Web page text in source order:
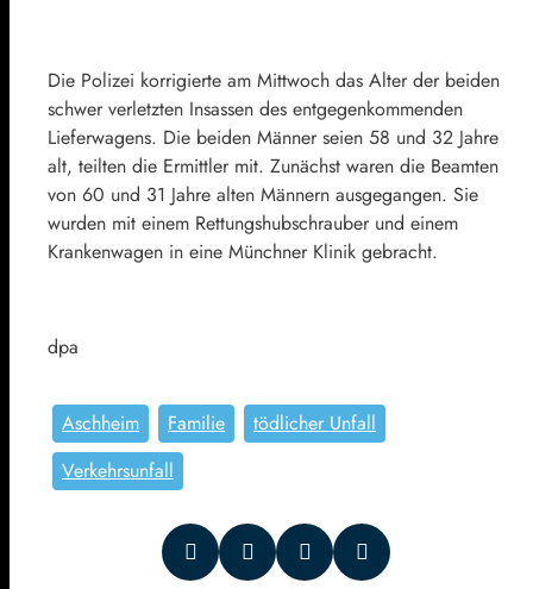
Die Polizei korrigierte am Mittwoch das Alter der beiden
schwer verletzten Insassen des entgegenkommenden
Lieferwagens. Die beiden Männer seien 58 und 32 Jahre
alt, teilten die Ermittler mit. Zunächst waren die Beamten
von 60 und 31 Jahre alten Männern ausgegangen. Sie
wurden mit einem Rettungshubschrauber und einem
Krankenwagen in eine Münchner Klinik gebracht.
dpa
Aschheim Familie
tödlicher Unfall
Verkehrsunfall